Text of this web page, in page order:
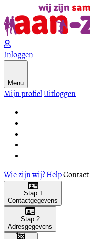
Inloggen
Menu
Mijn profielUitloggen
Wie zijn wij?HelpContact
Stap 1
Contactgegevens
Stap 2
Adresgegevens